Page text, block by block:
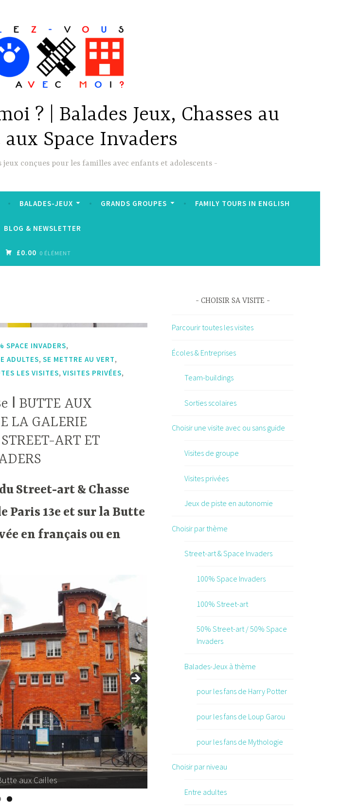
? | Balades Jeux, Chasses au
Space Invaders
conçues pour les familles avec enfants et adolescents
BALADES-JEUX GRANDS GROUPES FAMILY TOURS IN ENGLISH
BLOG & NEWSLETTER
£0.00 0 ÉLÉMENT
INVADERS,
ADULTES,SE METTRE AU VERT,
LES VISITES,VISITES PRIVÉES,
ǀ BUTTE AUX
LA GALERIE
ART ET
Street-art & Chasse
Paris 13e et sur la Butte
en français ou en
Une mosaïque du street-artiste Invader
CHOISIR SA VISITE
Parcourir toutes les visites
Écoles & Entreprises
Team-buildings
Sorties scolaires
Choisir une visite avec ou sans guide
Visites de groupe
Visites privées
Jeux de piste en autonomie
Choisir par thème
Street-art & Space Invaders
100% Space Invaders
100% Street-art
50% Street-art / 50% Space
Invaders
Balades-Jeux à thème
pour les fans de Harry Potter
pour les fans de Loup Garou
pour les fans de Mythologie
Choisir par niveau
Entre adultes